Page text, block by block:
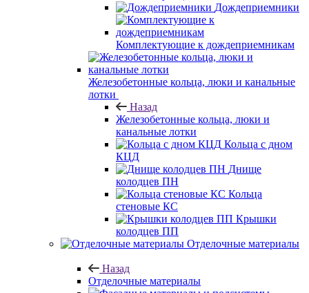
Дождеприемники
Комплектующие к дождеприемникам
Железобетонные кольца, люки и канальные
лотки
Назад
Железобетонные кольца, люки и
канальные лотки
Кольца с дном
КЦД
Днище
колодцев ПН
Кольца
стеновые КС
Крышки
колодцев ПП
Отделочные материалы
Назад
Отделочные материалы